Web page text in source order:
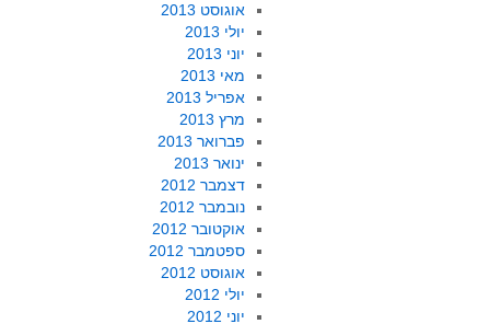
אוגוסט 2013
יולי 2013
יוני 2013
מאי 2013
אפריל 2013
מרץ 2013
פברואר 2013
ינואר 2013
דצמבר 2012
נובמבר 2012
אוקטובר 2012
ספטמבר 2012
אוגוסט 2012
יולי 2012
יוני 2012